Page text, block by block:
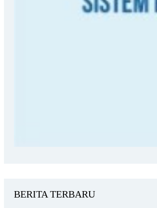
BERITA TERBARU